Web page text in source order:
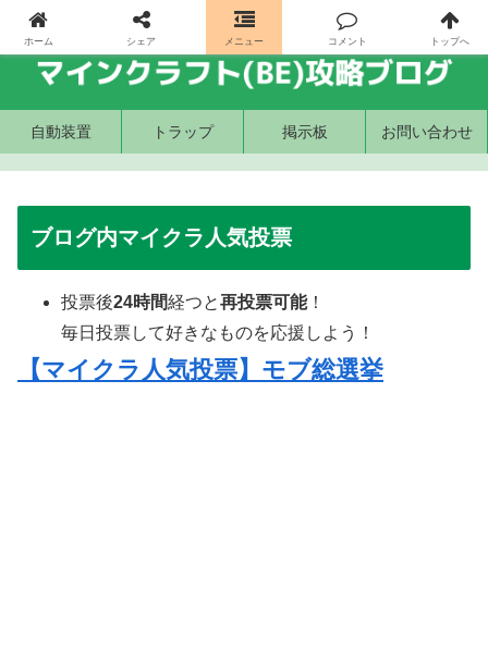
自動装置 トラップ 掲示板 お問い合わせ
ブログ内マイクラ人気投票
投票後24時間経つと再投票可能！
毎日投票して好きなものを応援しよう！
【マイクラ人気投票】モブ総選挙
ホーム シェア メニュー コメント トップへ